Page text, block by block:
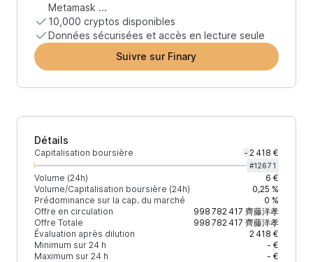
Metamask ...
10,000 cryptos disponibles
Données sécurisées et accès en lecture seule
Suivre sur Finary
Détails
Capitalisation boursière - 2 418 €
#12671
Volume (24h)
6 €
Volume/Capitalisation boursière (24h)
0,25 %
Prédominance sur la cap. du marché
0 %
Offre en circulation
998 782 417 齊藤洋孝
Offre Totale
998 782 417 齊藤洋孝
Évaluation après dilution
2 418 €
Minimum sur 24 h
- €
Maximum sur 24 h
- €